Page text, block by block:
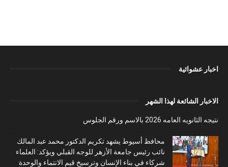
اخبار عشوائية
الاخبار الشائعة لهذا الشهر
نتيجه الثانويه العامه 2026 بالاسم ورقم الجلوس
محافظ أسيوط يشهد تكريم الدكتور محمد عبد المالك
نائب رئيس جامعة الأزهر للوجه القبلي ويؤكد: العلماء
شركاء في بناء الإنسان وترسيخ قيم الانتماء والوحدة